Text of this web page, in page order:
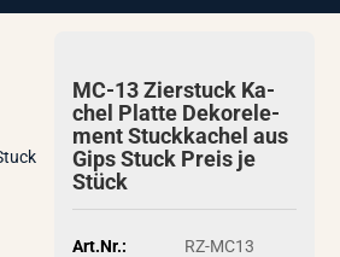
MC-13 Zier­stuck Ka­
chel Plat­te De­kor­ele­
ment Stuck­ka­chel aus
Gips Stuck Preis je
Stück
Art.Nr.:
RZ-MC13